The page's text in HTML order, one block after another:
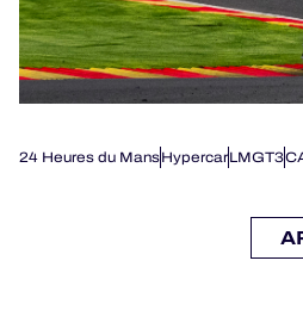
24 Heures du MansHypercarLMGT3